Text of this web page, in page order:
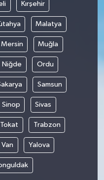
Kırşehir
Malatya
Mersin Muğla
Niğde Ordu
Samsun
Sinop Sivas
Tokat Trabzon
Van Yalova